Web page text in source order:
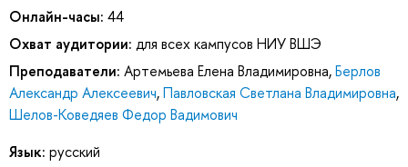
Онлайн-часы: 44
Охват аудитории: для всех кампусов НИУ ВШЭ
Преподаватели: Артемьева Елена Владимировна,Берлов
Александр Алексеевич,Павловская Светлана Владимировна,
Шелов-Коведяев Федор Вадимович
Язык: русский